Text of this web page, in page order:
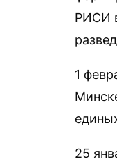
РИСИ
1
25